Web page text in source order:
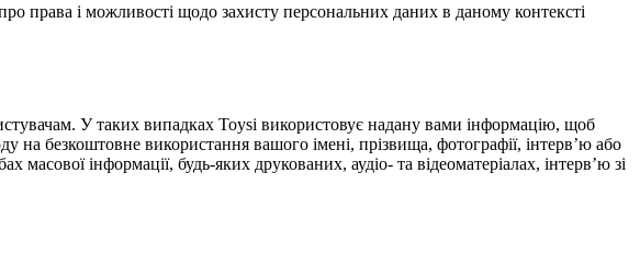
права і можливості щодо захисту персональних даних в даному контексті
У таких випадках Toysi використовує надану вами інформацію, щоб
на безкоштовне використання вашого імені, прізвища, фотографії, інтерв’ю або
інформації, будь-яких друкованих, аудіо- та відеоматеріалах, інтерв’ю зі